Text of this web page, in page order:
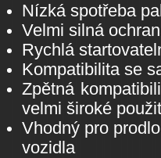
Nízká spotřeba
Velmi silná
Rychlá
Kompatibilita se
Zpětná
velmi široké
Vhodný pro
vozidla